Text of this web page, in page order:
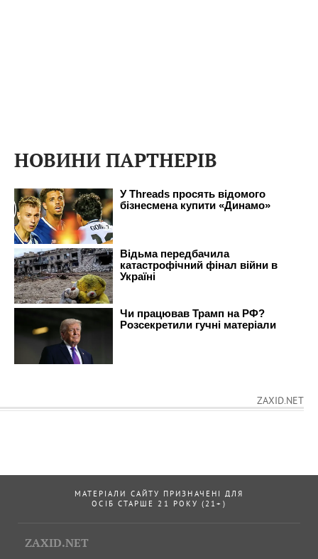
НОВИНИ ПАРТНЕРІВ
ZAXID.NET
МАТЕРІАЛИ САЙТУ ПРИЗНАЧЕНІ ДЛЯ
ОСІБ СТАРШЕ 21 РОКУ (21+)
ZAXID.NET